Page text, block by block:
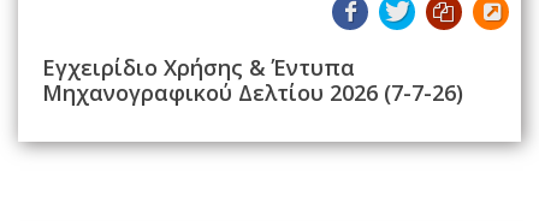
Εγχειρίδιο Χρήσης & Έντυπα
Μηχανογραφικού Δελτίου 2026 (7-7-26)